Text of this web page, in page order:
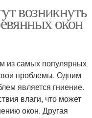
возникнуть
окон
из самых популярных
проблемы. Одним
является гниение.
влаги, что может
окон. Другая